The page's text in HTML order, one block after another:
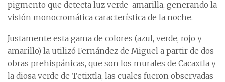
pigmento que detecta luz verde-amarilla, generando la
visión monocromática característica de la noche.
Justamente esta gama de colores (azul, verde, rojo y
amarillo) la utilizó Fernández de Miguel a partir de dos
obras prehispánicas, que son los murales de Cacaxtla y
la diosa verde de Tetixtla, las cuales fueron observadas